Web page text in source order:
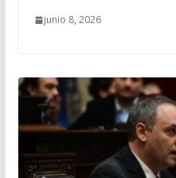
junio 8, 2026